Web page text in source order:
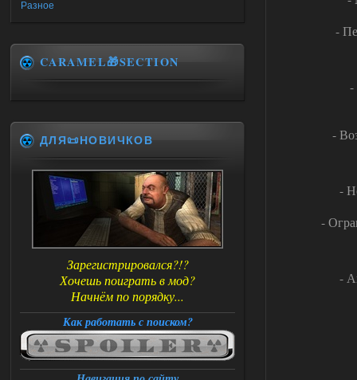
-
-
-
-
-
-
Разное
CARAMEL🎁SECTION
ДЛЯ📜НОВИЧКОВ
Зарегистрировался?!?
Хочешь поиграть в мод?
Начнём по порядку...
Как работать с поиском?